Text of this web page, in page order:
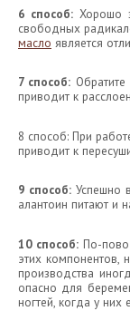
6 способ:Хорошо
свободных
масло является
7 способ:
приводит к
8 способ: При
приводит к
9 способ: Успешно
алантоин питают и
10 способ: По-
этих компонентов,
производства
опасно для
ногтей, когда у